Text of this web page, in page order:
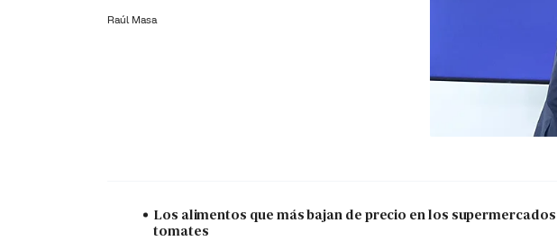
Raúl Masa
Los alimentos que más bajan de precio en los
tomates